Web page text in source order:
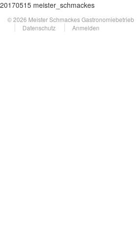
20170515 meister_schmackes
© 2026 Meister Schmackes Gastronomiebetrieb
Datenschutz
Anmelden